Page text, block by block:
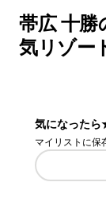
帯広 十勝
気リゾー
気になったら
マイリストに保